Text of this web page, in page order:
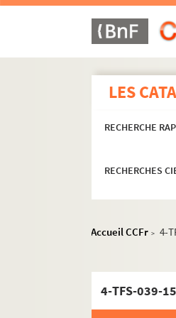
LES
RECHERCHE
RECHERCHES
Accueil CCFr > 4-
4-TFS-039-
Vie
Acteur
Metteur
Ecrivain
Radio
4-TFS-